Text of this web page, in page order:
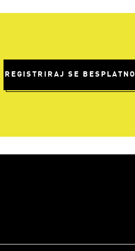
REGISTRIRAJ SE BESPLATNO